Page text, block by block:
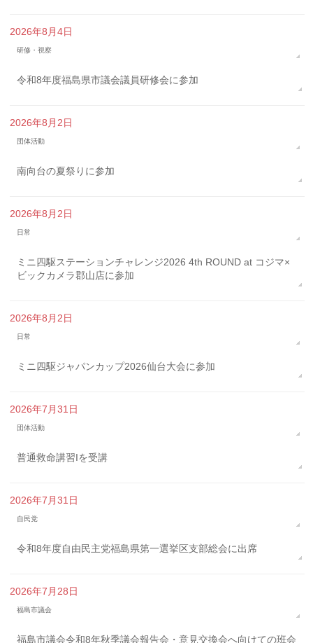
2026年8月4日
研修・視察
令和8年度福島県市議会議員研修会に参加
2026年8月2日
団体活動
南向台の夏祭りに参加
2026年8月2日
日常
ミニ四駆ステーションチャレンジ2026 4th ROUND at コジマ×
ビックカメラ郡山店に参加
2026年8月2日
日常
ミニ四駆ジャパンカップ2026仙台大会に参加
2026年7月31日
団体活動
普通救命講習Iを受講
2026年7月31日
自民党
令和8年度自由民主党福島県第一選挙区支部総会に出席
2026年7月28日
福島市議会
福島市議会令和8年秋季議会報告会・意見交換会へ向けての班会